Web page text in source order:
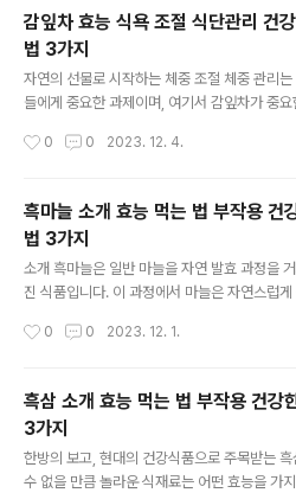
적인 영향을 미칩니다. 모과차를 꾸준히 마시면
세포의 활성화가 촉진되어 감기나 독감과 같은
한 저항력이 향상됩니다. 장기적으로 볼 때, 이
건강과 웰빙에 중대한 영향을 미칠 수 있습니
관리에 있어서도 중요한 역할을 합니다. 기침 완
감잎차 효능 식욕 조절 식단관리 건
법 3가지
자연의 선물로 시작하는 체중 조절 체중 관리
들에게 중요한 과제이며, 여기서 감잎차가 중
통적인 동양 의학에서 수세기 동안 사용되어 왔
제공합니다. 항산화제의 역할 감잎차는 강력한
함유하고 있어, 체중 조절을 위한 식단에 중요
니다. 항산화제는 체내의 유해한 자유 라디칼을
고, 염증을 감소시키는 데 도움을 줍니다. 이는
개선하고, 체중 감량 과정을 촉진할 수 있습니다
정화시키는 데 도움이 되는 성분이 포함되어 있
0 0 2023. 12. 4.
흑마늘 소개 효능 먹는 법 부작용 건
법 3가지
소개 흑마늘은 일반 마늘을 자연 발효 과정을
진 식품입니다. 이 과정에서 마늘은 자연스럽게
세대에 걸쳐 전통 음식으로 사용되어 왔습니다.
마늘을 몇 주에서 몇 달간 발효시키는 것을 포함
과정에서 마늘의 설탕과 아미노산이 반응하여
검게 변하고, 그 특유의 맛과 향이 형성됩니다.
과 흑마늘은 항산화 성분이 풍부하여, 몸의 산
를 줄이고 면역력을 향상시키는 데 도움을 줍니
0 0 2023. 12. 1.
흑삼 소개 효능 먹는 법 부작용 건강
3가지
한방의 보고, 현대의 건강식품으로 주목받는
수 없을 만큼 놀라운 식재료는 어떤 효능을 가